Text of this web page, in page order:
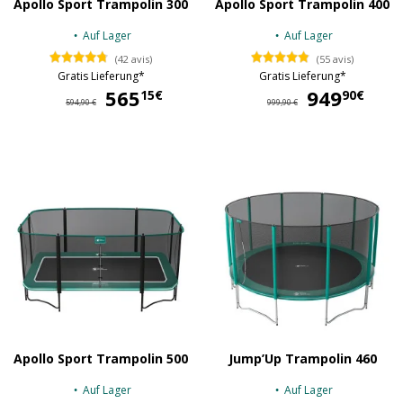
Apollo Sport Trampolin 300
Auf Lager
(42 avis)
Gratis Lieferung*
594,90 € 56515€
Apollo Sport Trampolin 400
Auf Lager
(55 avis)
Gratis Lieferung*
999,90 € 94990€
Apollo Sport Trampolin 500
Auf Lager
Jump’Up Trampolin 460
Auf Lager